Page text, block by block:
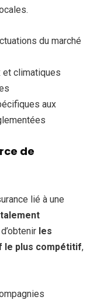
du marché
climatiques
aux
de
lié à une
les
le plus compétitif,